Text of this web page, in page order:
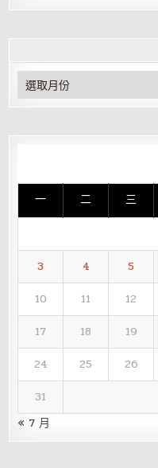
彙
整
一 二 三
3
4 5
10
11 12
17
18 19
24
25 26
31
« 7 月